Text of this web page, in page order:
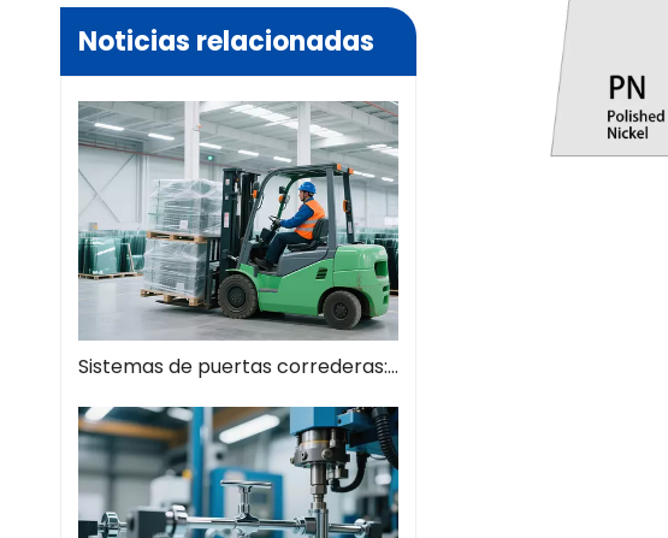
Noticias relacionadas
Sistemas de puertas correderas: guía completa de soluciones espaciales modernas